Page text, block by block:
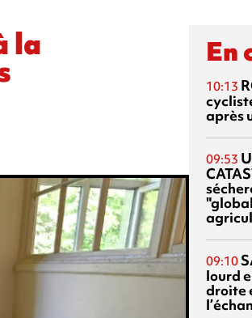
la En
10:13
après
09:53
09:10
lourd
droite